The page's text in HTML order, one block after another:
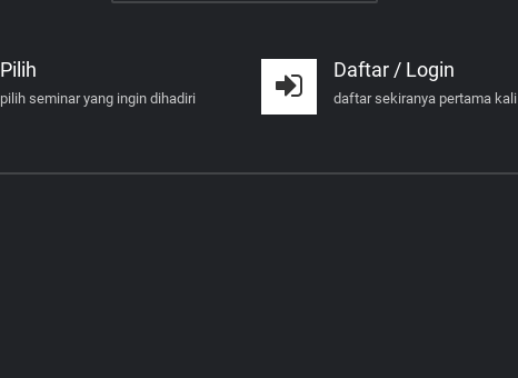
Pilih
pilih seminar yang ingin dihadiri
Daftar / Login
daftar sekiranya pertama kali